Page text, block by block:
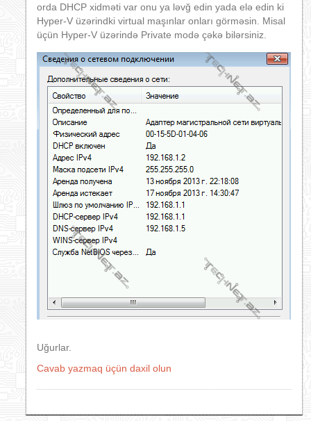
orda DHCP xidməti var onu ya ləvğ edin yada elə edin ki
Hyper-V üzərindki virtual maşınlar onları görməsin. Misal
üçün Hyper-V üzərində Private modə çəkə bilərsiniz.
Uğurlar.
Cavab yazmaq üçün daxil olun